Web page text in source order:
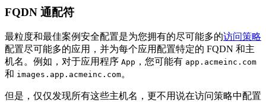
FQDN 通配符
最粒度和最佳案例安全配置是为您拥有的尽可能多的访问策略
配置尽可能多的应用，并为每个应用配置特定的 FQDN 和主
机名。例如，对于应用程序 App ，您可能有 app.acmeinc.com
和 images.app.acmeinc.com。
但是，仅仅发现所有这些主机名，更不用说在访问策略中配置